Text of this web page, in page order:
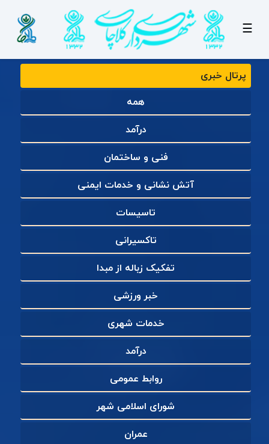
☰
پرتال خبری
همه
درآمد
فنی و ساختمان
آتش نشانی و خدمات ایمنی
تاسیسات
تاکسیرانی
تفکیک زباله از مبدا
خبر ورزشی
خدمات شهری
درآمد
روابط عمومی
شورای اسلامی شهر
عمران